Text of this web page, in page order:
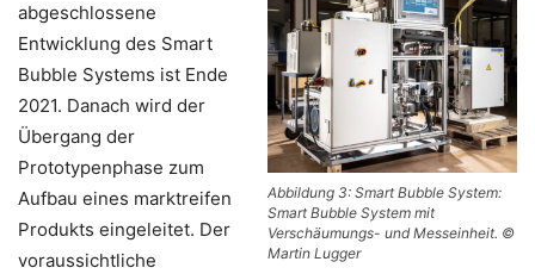
Abbildung 3: Smart Bubble System:
Smart Bubble System mit
Verschäumungs- und Messeinheit. ©
Martin Lugger
abgeschlossene
Entwicklung des Smart
Bubble Systems ist Ende
2021. Danach wird der
Übergang der
Prototypenphase zum
Aufbau eines marktreifen
Produkts eingeleitet. Der
voraussichtliche